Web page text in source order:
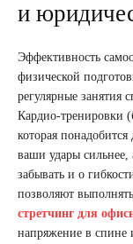
и
Эффективность
физической
регулярные занятия
Кардио-тренировки
которая
ваши удары
забывать и о
позволяют
стретчинг для
напряжение в спине